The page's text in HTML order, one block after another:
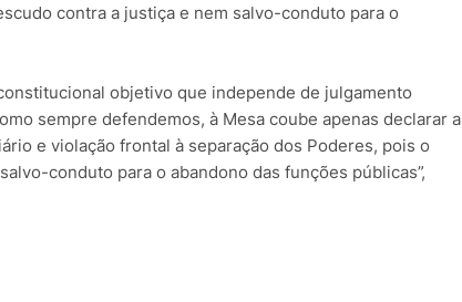
contra a justiça e nem salvo-conduto para o
objetivo que independe de julgamento
sempre defendemos, à Mesa coube apenas declarar a
e violação frontal à separação dos Poderes, pois o
conduto para o abandono das funções públicas”,